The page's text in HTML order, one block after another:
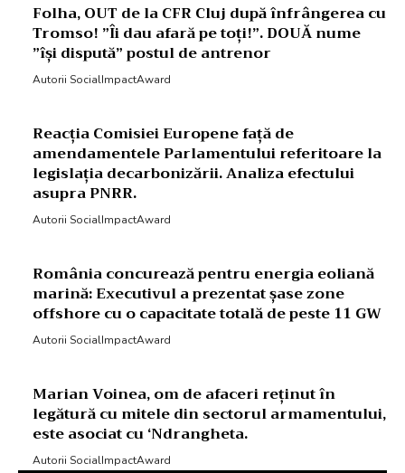
Folha, OUT de la CFR Cluj după înfrângerea cu
Tromso! ”Îi dau afară pe toți!”. DOUĂ nume
”își dispută” postul de antrenor
Autorii SocialImpactAward
Reacția Comisiei Europene față de
amendamentele Parlamentului referitoare la
legislația decarbonizării. Analiza efectului
asupra PNRR.
Autorii SocialImpactAward
România concurează pentru energia eoliană
marină: Executivul a prezentat șase zone
offshore cu o capacitate totală de peste 11 GW
Autorii SocialImpactAward
Marian Voinea, om de afaceri reținut în
legătură cu mitele din sectorul armamentului,
este asociat cu ‘Ndrangheta.
Autorii SocialImpactAward